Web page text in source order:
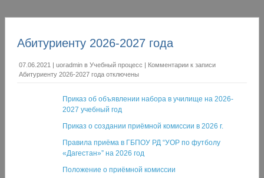
Абитуриенту 2026-2027 года
07.06.2021 | uoradmin в Учебный процесс | Комментарии к записи
Абитуриенту 2026-2027 года отключены
Приказ об объявлении набора в училище на 2026-
2027 учебный год
Приказ о создании приёмной комиссии в 2026 г.
Правила приёма в ГБПОУ РД “УОР по футболу
«Дагестан»” на 2026 год
Положение о приёмной комиссии